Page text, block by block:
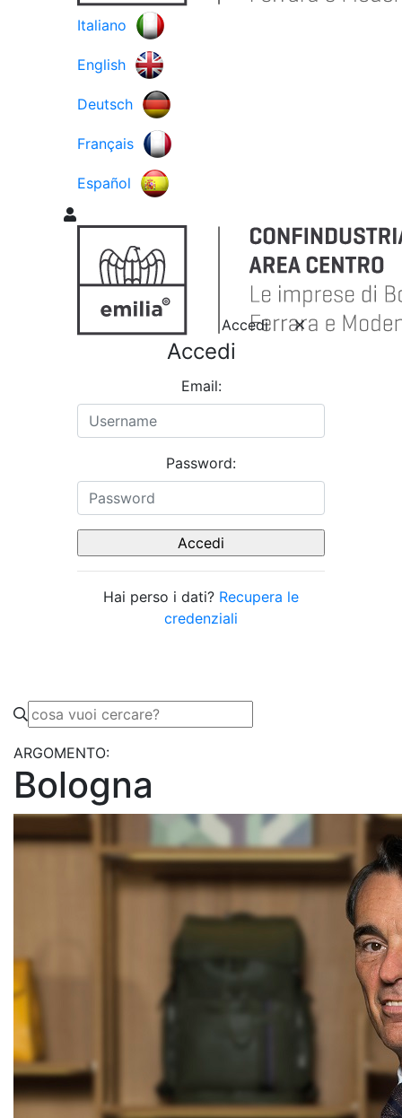
Italiano
English
Deutsch
Français
Español
Accedi
Accedi
Email:
Password:
Hai perso i dati? Recupera le
credenziali
ARGOMENTO:
Bologna